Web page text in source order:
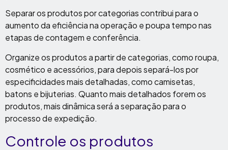
Separar os produtos por categorias contribui para o
aumento da eficiência na operação e poupa tempo nas
etapas de contagem e conferência.
Organize os produtos a partir de categorias, como roupa,
cosmético e acessórios, para depois separá-los por
especificidades mais detalhadas, como camisetas,
batons e bijuterias. Quanto mais detalhados forem os
produtos, mais dinâmica será a separação para o
processo de expedição.
Controle os produtos